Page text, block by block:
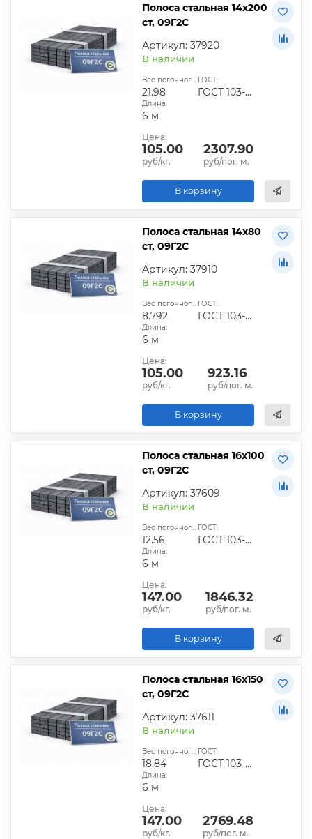
Полоса стальная 14х200
ст, 09Г2С
Артикул: 37920
В наличии
Вес погонного метра, кг:
21.98
ГОСТ:
ГОСТ 103-2006
Длина:
6 м
Цена:
105.00
руб/кг.
2307.90
руб/пог. м.
В корзину
Полоса стальная 14х80
ст, 09Г2С
Артикул: 37910
В наличии
Вес погонного метра, кг:
8.792
ГОСТ:
ГОСТ 103-2006
Длина:
6 м
Цена:
105.00
руб/кг.
923.16
руб/пог. м.
В корзину
Полоса стальная 16х100
ст, 09Г2С
Артикул: 37609
В наличии
Вес погонного метра, кг:
12.56
ГОСТ:
ГОСТ 103-2006
Длина:
6 м
Цена:
147.00
руб/кг.
1846.32
руб/пог. м.
В корзину
Полоса стальная 16х150
ст, 09Г2С
Артикул: 37611
В наличии
Вес погонного метра, кг:
18.84
ГОСТ:
ГОСТ 103-2006
Длина:
6 м
Цена:
147.00
руб/кг.
2769.48
руб/пог. м.